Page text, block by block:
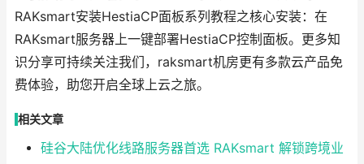
RAKsmart安装HestiaCP面板系列教程之核心安装：在
RAKsmart服务器上一键部署HestiaCP控制面板。更多知
识分享可持续关注我们，raksmart机房更有多款云产品免
费体验，助您开启全球上云之旅。
相关文章
硅谷大陆优化线路服务器首选 RAKsmart 解锁跨境业